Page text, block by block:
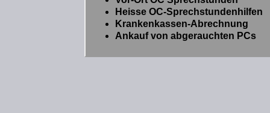
Heisse OC-Sprechstundenhilfen
Krankenkassen-Abrechnung
Ankauf von abgerauchten PCs